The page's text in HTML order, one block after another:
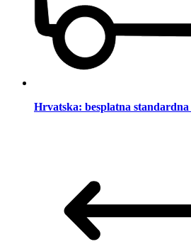
Hrvatska: besplatna standardna